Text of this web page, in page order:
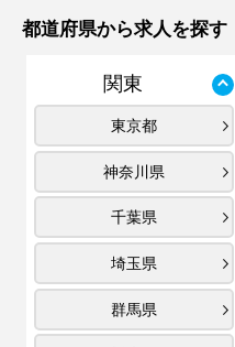
都道府県から求人を探す
関東
東京都
神奈川県
千葉県
埼玉県
群馬県